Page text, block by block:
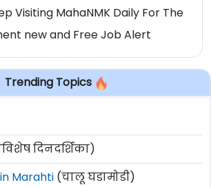
Visiting MahaNMK Daily For The
new and Free Job Alert
Trending Topics
दिनदर्शिका)
Marahti (चालू घडामोडी)